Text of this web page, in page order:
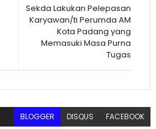
Sekda Lakukan Pelepasan
Karyawan/ti Perumda AM
Kota Padang yang
Memasuki Masa Purna
Tugas
BLOGGER DISQUS FACEBOOK